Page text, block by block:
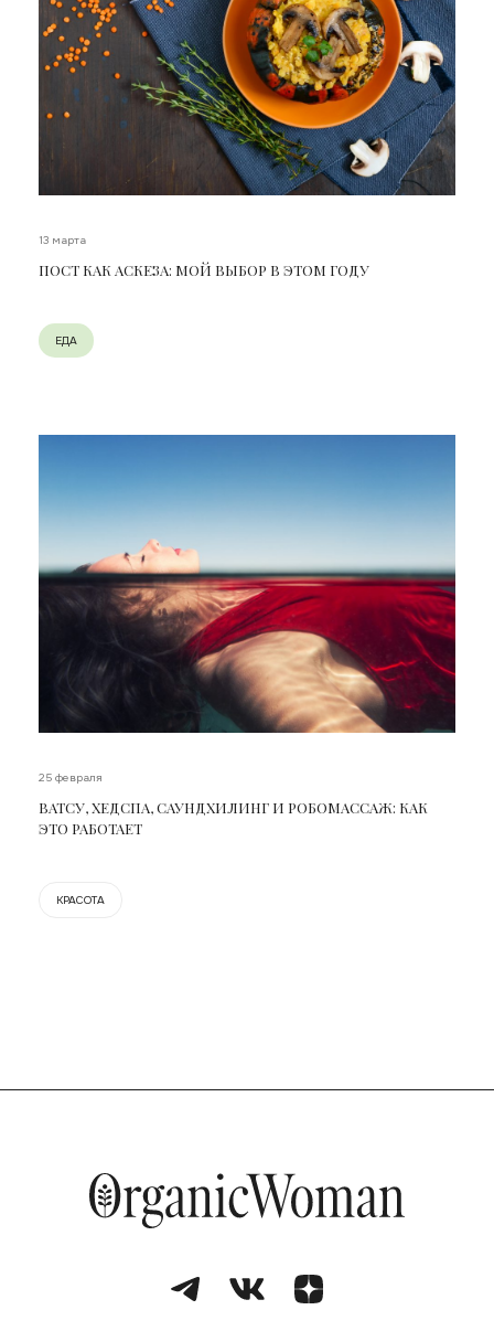
13 марта
ПОСТ КАК АСКЕЗА: МОЙ ВЫБОР В ЭТОМ ГОДУ
ЕДА
25 февраля
ВАТСУ, ХЕДСПА, САУНДХИЛИНГ И РОБОМАССАЖ: КАК
ЭТО РАБОТАЕТ
КРАСОТА